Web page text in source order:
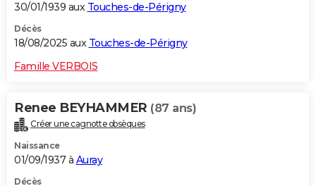
30/01/1939 aux Touches-de-Périgny
Décès
18/08/2025 aux Touches-de-Périgny
Famille VERBOIS
Renee BEYHAMMER (87 ans)
Créer une cagnotte obsèques
Naissance
01/09/1937 à Auray
Décès